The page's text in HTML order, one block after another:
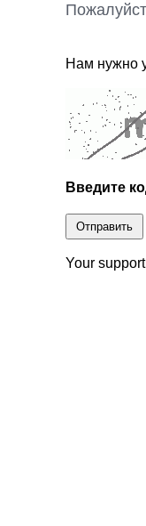
Нам нужно
Введите
Отправить
Your